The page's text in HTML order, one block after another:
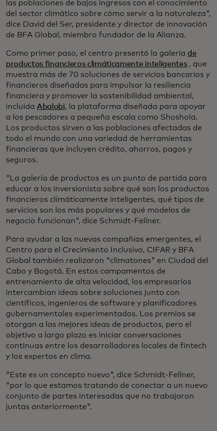
las poblaciones de bajos ingresos con el conocimiento
del sector climático sobre cómo servir a la naturaleza",
dice David del Ser, presidente y director de innovación
de BFA Global, miembro fundador de la Alianza.
Como primer paso, el centro presentó la galería de
productos financieros climáticamente inteligentes, que
muestra más de 70 soluciones de servicios bancarios y
financieros diseñadas para impulsar la resiliencia
financiera y promover la sostenibilidad ambiental,
incluida Abalobi, la plataforma diseñada para apoyar
a los pescadores a pequeña escala como Shoshola.
Los productos sirven a las poblaciones afectadas de
todo el mundo con una variedad de herramientas
financieras que incluyen crédito, ahorros, pagos y
seguros.
"La galería de productos es un punto de partida para
educar a los inversionista sobre qué son los productos
financieros climáticamente inteligentes, qué tipos de
servicios son los más populares y qué modelos de
negocio funcionan", dice Schmidt-Fellner.
Para ayudar a las nuevas compañías emergentes, el
Centro para el Crecimiento Inclusivo, CIFAR y BFA
Global también realizaron "climatones" en Ciudad del
Cabo y Bogotá. En estos campamentos de
entrenamiento de alta velocidad, los empresarios
intercambian ideas sobre soluciones junto con
científicos, ingenieros de software y planificadores
gubernamentales experimentados. Los premios se
otorgan a las mejores ideas de productos, pero el
objetivo a largo plazo es iniciar conversaciones
continuas entre los desarrolladores locales de fintech
y los expertos en clima.
"Este es un concepto nuevo", dice Schmidt-Fellner,
"por lo que estamos tratando de conectar a un nuevo
conjunto de partes interesadas que no trabajaron
juntas anteriormente".